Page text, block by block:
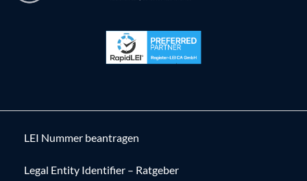
LEI Nummer beantragen
Legal Entity Identifier – Ratgeber